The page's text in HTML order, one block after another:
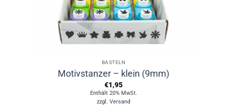
gewählt
werden
BASTELN
Motivstanzer – klein (9mm)
€1,95
Enthält 20% MwSt.
zzgl. Versand